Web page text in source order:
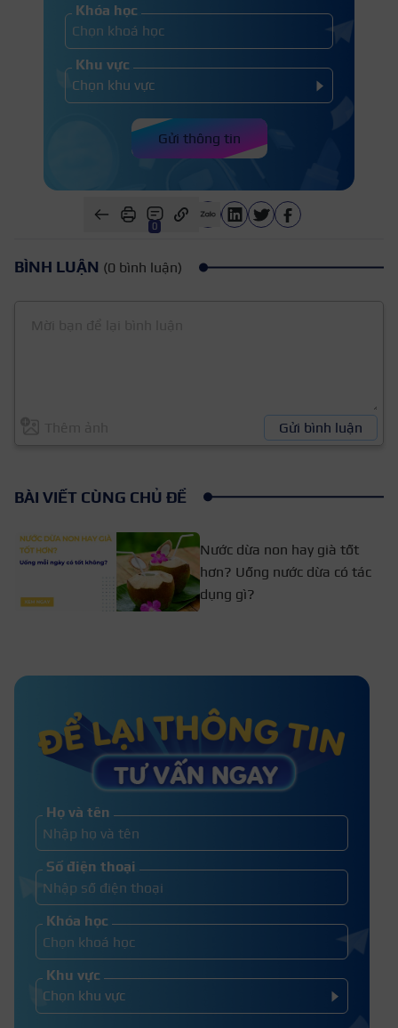
Khóa học
Khu vực
Gửi thông tin
0
BÌNH LUẬN (0 bình luận)
Gửi bình luận
BÀI VIẾT CÙNG CHỦ ĐỀ
Nước dừa non hay già tốt
hơn? Uống nước dừa có tác
dụng gì?
Uống nước đậu nành rang có
tác dụng gì?
táo đỏ và kỷ tử có tác dụng gì?
Họ và tên
Số điện thoại
Khóa học
Khu vực